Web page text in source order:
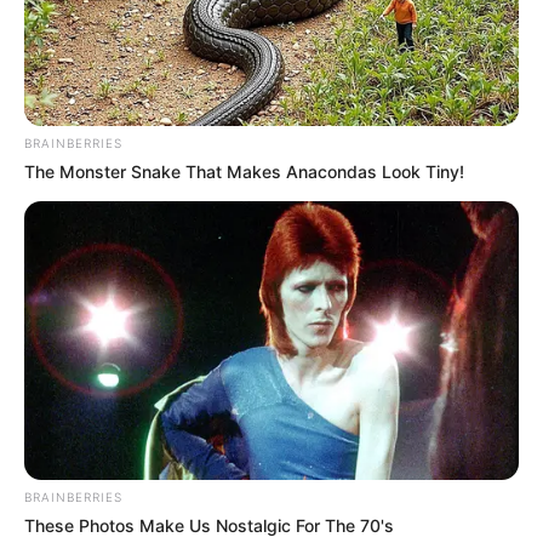
Βαρύ πένθος στην Εύβοια για αγαπημένο
καθηγητή
Την λένε «Κυκλάδες χωρίς πλοίο» και είναι 1
ώρα από Χαλκίδα – Υπερβολή ή όχι;
Θλίψη στην Εύβοια για γυναίκα
Ακολουθήστε το evianews.com στο
Google
News
ΤΑ ΠΙΟ ΔΗΜΟΦΙΛΗ
BRAINBERRIES
The Monster Snake That Makes Anacondas Look Tiny!
BRAINBERRIES
These Photos Make Us Nostalgic For The 70's